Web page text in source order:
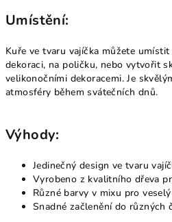
Umístění:
Kuře ve tvaru vajíčka můžete
dekoraci, na poličku, nebo vytvořit
velikonočními dekoracemi. Je
atmosféry během svátečních dnů.
Výhody:
Jedinečný design ve tvaru
Vyrobeno z kvalitního dřeva
Různé barvy v mixu pro
Snadné začlenění do různých